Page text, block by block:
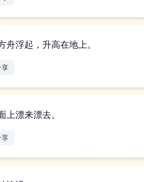
浮起，升高在地上。
享
漂来漂去。
享